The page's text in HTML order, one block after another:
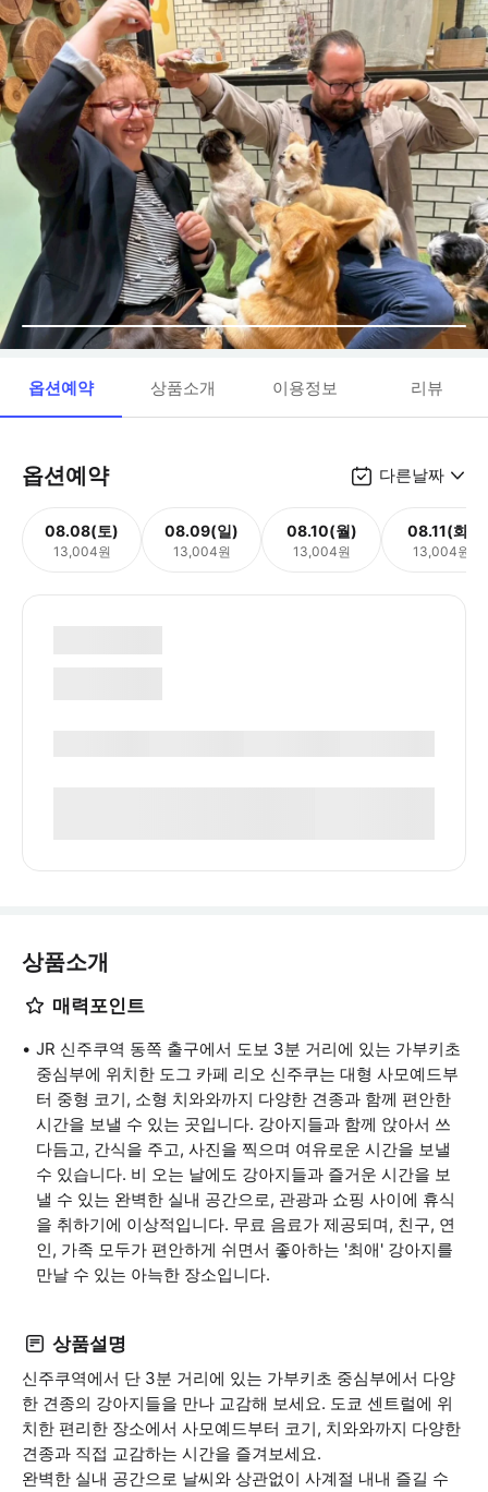
옵션예약 상품소개 이용정보 리뷰
옵션예약 다른날짜
08.08(토)
13,004원
08.09(일)
13,004원
08.10(월)
13,004원
08.11(화)
13,004원
상품소개
매력포인트
JR 신주쿠역 동쪽 출구에서 도보 3분 거리에 있는 가부키초
중심부에 위치한 도그 카페 리오 신주쿠는 대형 사모예드부
터 중형 코기, 소형 치와와까지 다양한 견종과 함께 편안한
시간을 보낼 수 있는 곳입니다. 강아지들과 함께 앉아서 쓰
다듬고, 간식을 주고, 사진을 찍으며 여유로운 시간을 보낼
수 있습니다. 비 오는 날에도 강아지들과 즐거운 시간을 보
낼 수 있는 완벽한 실내 공간으로, 관광과 쇼핑 사이에 휴식
을 취하기에 이상적입니다. 무료 음료가 제공되며, 친구, 연
인, 가족 모두가 편안하게 쉬면서 좋아하는 '최애' 강아지를
만날 수 있는 아늑한 장소입니다.
상품설명
신주쿠역에서 단 3분 거리에 있는 가부키초 중심부에서 다양
한 견종의 강아지들을 만나 교감해 보세요. 도쿄 센트럴에 위
치한 편리한 장소에서 사모예드부터 코기, 치와와까지 다양한
견종과 직접 교감하는 시간을 즐겨보세요.
완벽한 실내 공간으로 날씨와 상관없이 사계절 내내 즐길 수